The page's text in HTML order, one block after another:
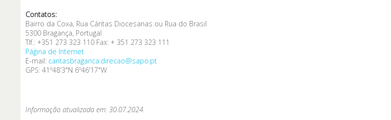
Contatos:
Bairro da Coxa, Rua Cáritas Diocesanas ou Rua do Brasil
5300 Bragança, Portugal
Tlf.: +351 273 323 110 Fax: + 351 273 323 111
Página de Internet
E-mail: caritasbraganca.direcao@sapo.pt
GPS: 41º48'3"N 6º46'17"W
Informação atualizada em: 30.07.2024.